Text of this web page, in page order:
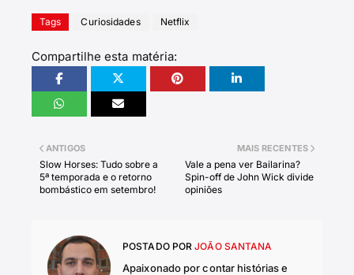
Tags Curiosidades Netflix
Compartilhe esta matéria:
MAIS RECENTES
Vale a pena ver Bailarina?
Spin-off de John Wick divide
opiniões
ANTIGOS
Slow Horses: Tudo sobre a
5ª temporada e o retorno
bombástico em setembro!
POSTADO POR JOÃO SANTANA
Apaixonado por contar histórias e